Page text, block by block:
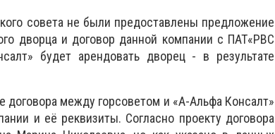
совета не были предоставлены предложение
дворца и договор данной компании с ПАТ«РВС
будет арендовать дворец - в результате
договора между горсоветом и «А-Альфа Консалт»
и её реквизиты. Согласно проекту договора